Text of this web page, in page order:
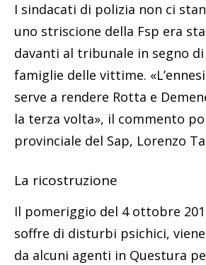
I sindacati di polizia non ci
uno striscione della Fsp era
davanti al tribunale in segno di
famiglie delle vittime.
serve a rendere Rotta e
la terza volta», il commento
provinciale del Sap, Lorenzo
La ricostruzione
Il pomeriggio del 4 ottobre
soffre di disturbi psichici,
da alcuni agenti in Questura